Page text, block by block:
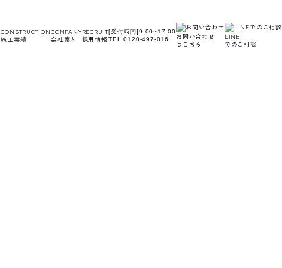
CONSTRUCTION
施工実績
COMPANY
会社案内
RECRUIT
採用情報
[受付時間]9:00~17:00
TEL 0120-497-016
お問い合わせ
はこちら
LINE
でのご相談